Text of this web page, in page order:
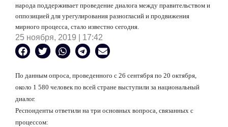
народа поддерживает проведение диалога между правительством и
оппозицией для урегулирования разногласий и продвижения
мирного процесса, стало известно сегодня.
25 ноября, 2019 | 17:42
По данным опроса, проведенного с 26 сентября по 20 октября,
около 1 580 человек по всей стране выступили за национальный
диалог.
Респонденты ответили на три основных вопроса, связанных с
процессом: